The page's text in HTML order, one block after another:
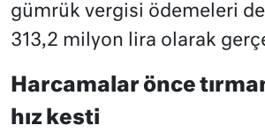
gümrük vergisi ödemeleri
313,2 milyon lira olarak
Harcamalar önce
hız kesti